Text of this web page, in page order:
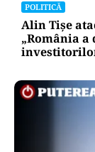
POLITICĂ
Alin Tișe
„România